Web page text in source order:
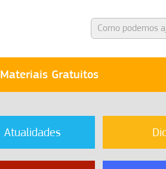
Materiais Gratuitos
Atualidades